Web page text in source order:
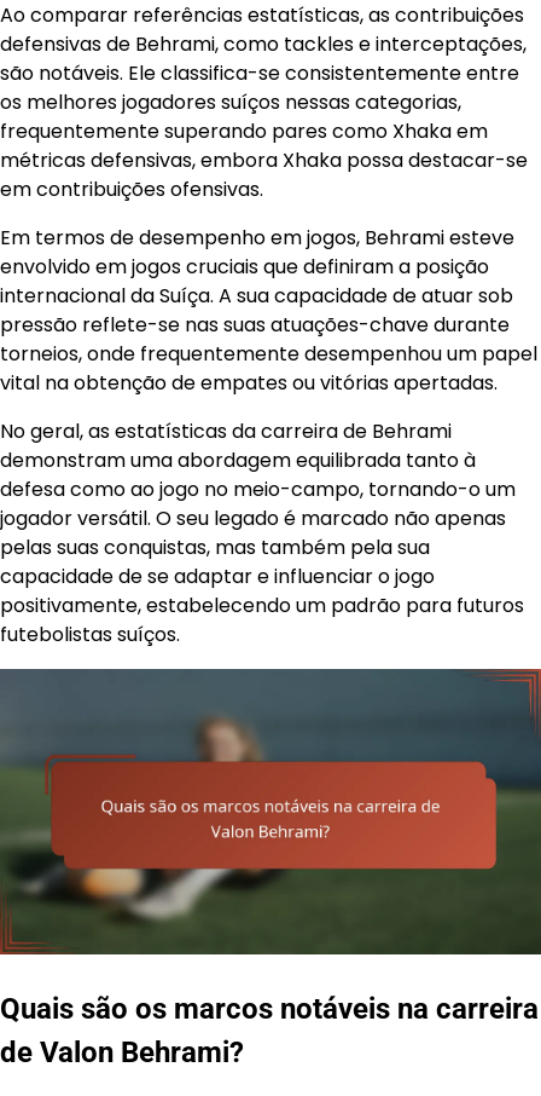
Ao comparar referências estatísticas, as contribuições
defensivas de Behrami, como tackles e interceptações,
são notáveis. Ele classifica-se consistentemente entre
os melhores jogadores suíços nessas categorias,
frequentemente superando pares como Xhaka em
métricas defensivas, embora Xhaka possa destacar-se
em contribuições ofensivas.
Em termos de desempenho em jogos, Behrami esteve
envolvido em jogos cruciais que definiram a posição
internacional da Suíça. A sua capacidade de atuar sob
pressão reflete-se nas suas atuações-chave durante
torneios, onde frequentemente desempenhou um papel
vital na obtenção de empates ou vitórias apertadas.
No geral, as estatísticas da carreira de Behrami
demonstram uma abordagem equilibrada tanto à
defesa como ao jogo no meio-campo, tornando-o um
jogador versátil. O seu legado é marcado não apenas
pelas suas conquistas, mas também pela sua
capacidade de se adaptar e influenciar o jogo
positivamente, estabelecendo um padrão para futuros
futebolistas suíços.
Quais são os marcos notáveis na carreira
de Valon Behrami?